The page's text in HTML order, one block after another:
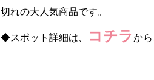
切れの大人気商品です。
◆スポット詳細は、 コチラ から